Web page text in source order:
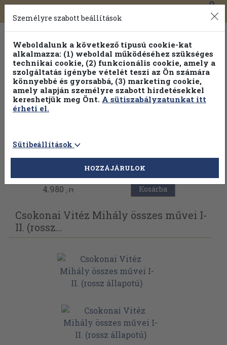
Toggle
navigation
0
Vissza az előző oldalra
4.980 ,-Ft Kosárba
Csokonai Vitéz Mihály összes művei I-
II. (rossz...
Személyre szabott beállítások
Weboldalunk a következő típusú cookie-kat
alkalmazza: (1) weboldal működéséhez szükséges
technikai cookie, (2) funkcionális cookie, amely a
szolgáltatás igénybe vételét teszi az Ön számára
könnyebbé és gyorsabbá, (3) marketing cookie,
amely alapján személyre szabott hirdetésekkel
kereshetjük meg Önt. A sütiszabályzatunkat itt
érheti el.
Sütibeállítások
HOZZÁJÁRULOK